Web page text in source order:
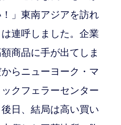
」東南アジアを訪れ
連呼しました。 企業
商品に手が出てしま
らニューヨーク・マ
クフェラーセンター
日、結局は高い買い